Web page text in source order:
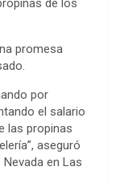
de los
promesa
por
el salario
las propinas
aseguró
en Las